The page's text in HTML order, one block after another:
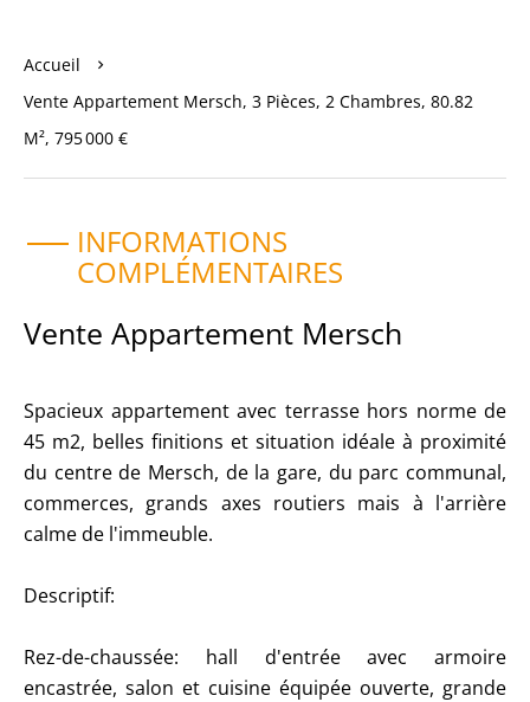
Accueil
Vente Appartement Mersch, 3 Pièces, 2 Chambres, 80.82
M², 795 000 €
INFORMATIONS
COMPLÉMENTAIRES
Vente Appartement Mersch
Spacieux appartement avec terrasse hors norme de
45 m2, belles finitions et situation idéale à proximité
du centre de Mersch, de la gare, du parc communal,
commerces, grands axes routiers mais à l'arrière
calme de l'immeuble.
Descriptif:
Rez-de-chaussée: hall d'entrée avec armoire
encastrée, salon et cuisine équipée ouverte, grande